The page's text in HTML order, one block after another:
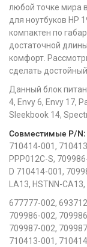
любой точке мира
для ноутбуков HP
компактен по
достаточной
комфорт.
сделать
Данный блок
4, Envy 6, Envy 17,
Sleekbook 14,
Совместимые P/N:
710414-001,
PPP012C-S,
D 710414-001,
LA13, HSTNN-
677777-002,
709986-002,
709987-002,
710413-001,